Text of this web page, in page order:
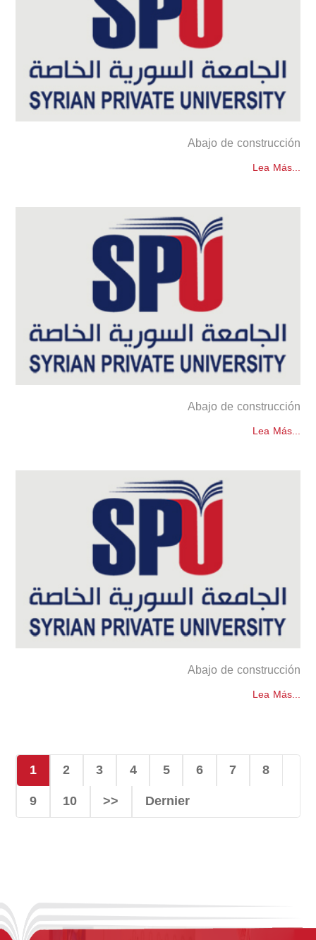
Abajo de construcción
Lea Más...
Abajo de construcción
Lea Más...
Abajo de construcción
Lea Más...
1 2 3 4 5 6 7
8
9
10 >> Dernier